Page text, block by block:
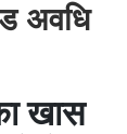
अवधि
खास